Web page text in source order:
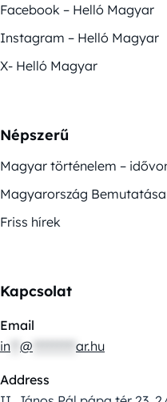
Facebook – Helló Magyar
Instagram – Helló Magyar
X- Helló Magyar
Népszerű
Magyar történelem –
Magyarország Bemutatása
Friss hírek
Kapcsolat
Email
in @ ar.hu
Address